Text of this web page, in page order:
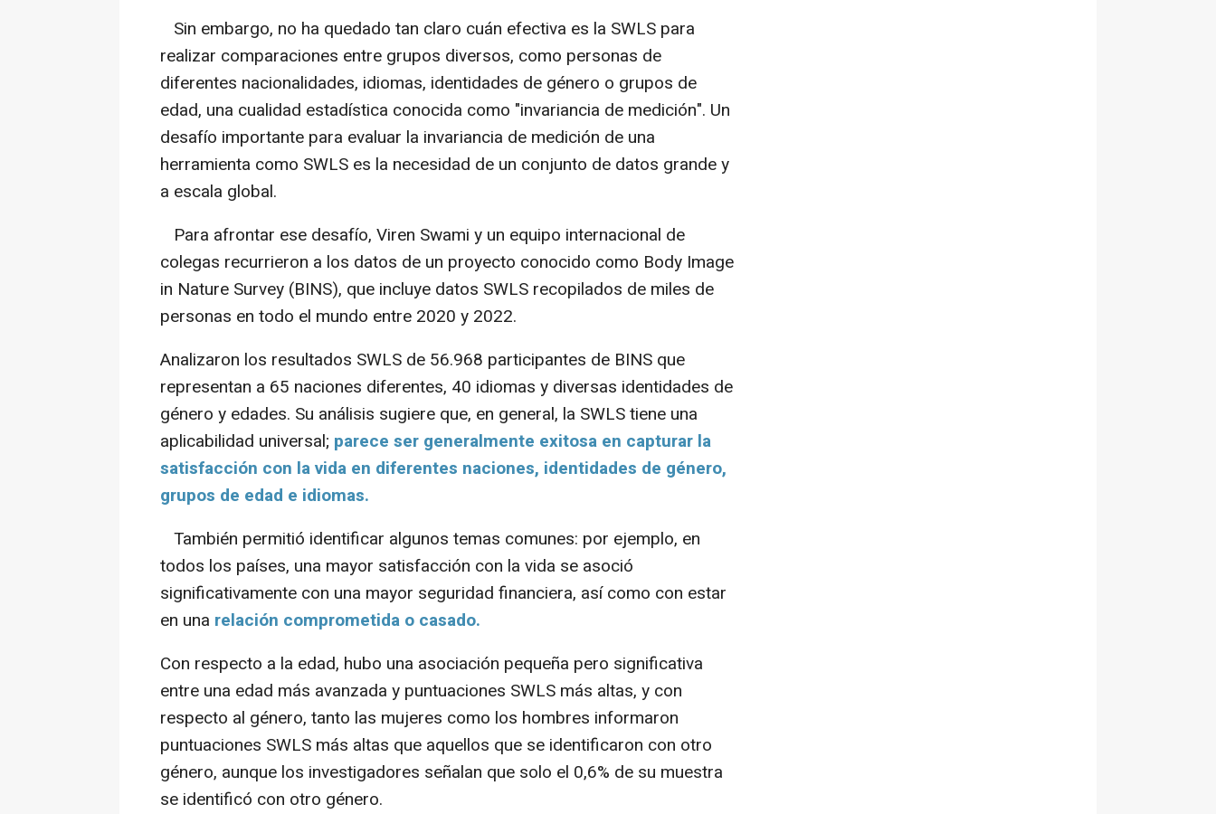
Sin embargo, no ha quedado tan claro cuán efectiva es la SWLS para
realizar comparaciones entre grupos diversos, como personas de
diferentes nacionalidades, idiomas, identidades de género o grupos de
edad, una cualidad estadística conocida como "invariancia de medición". Un
desafío importante para evaluar la invariancia de medición de una
herramienta como SWLS es la necesidad de un conjunto de datos grande y
a escala global.
Para afrontar ese desafío, Viren Swami y un equipo internacional de
colegas recurrieron a los datos de un proyecto conocido como Body Image
in Nature Survey (BINS), que incluye datos SWLS recopilados de miles de
personas en todo el mundo entre 2020 y 2022.
Analizaron los resultados SWLS de 56.968 participantes de BINS que
representan a 65 naciones diferentes, 40 idiomas y diversas identidades de
género y edades. Su análisis sugiere que, en general, la SWLS tiene una
aplicabilidad universal; parece ser generalmente exitosa en capturar la
satisfacción con la vida en diferentes naciones, identidades de género,
grupos de edad e idiomas.
También permitió identificar algunos temas comunes: por ejemplo, en
todos los países, una mayor satisfacción con la vida se asoció
significativamente con una mayor seguridad financiera, así como con estar
en una relación comprometida o casado.
Con respecto a la edad, hubo una asociación pequeña pero significativa
entre una edad más avanzada y puntuaciones SWLS más altas, y con
respecto al género, tanto las mujeres como los hombres informaron
puntuaciones SWLS más altas que aquellos que se identificaron con otro
género, aunque los investigadores señalan que solo el 0,6% de su muestra
se identificó con otro género.